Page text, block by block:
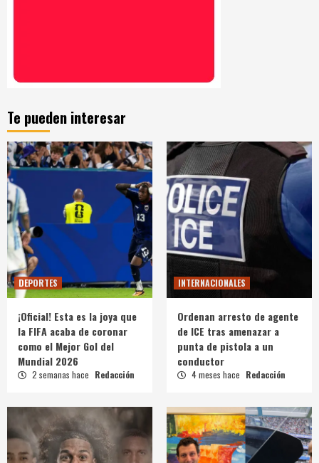
Te pueden interesar
DEPORTES
¡Oficial! Esta es la joya que
la FIFA acaba de coronar
como el Mejor Gol del
Mundial 2026
2 semanas hace Redacción
INTERNACIONALES
Ordenan arresto de agente
de ICE tras amenazar a
punta de pistola a un
conductor
4 meses hace Redacción